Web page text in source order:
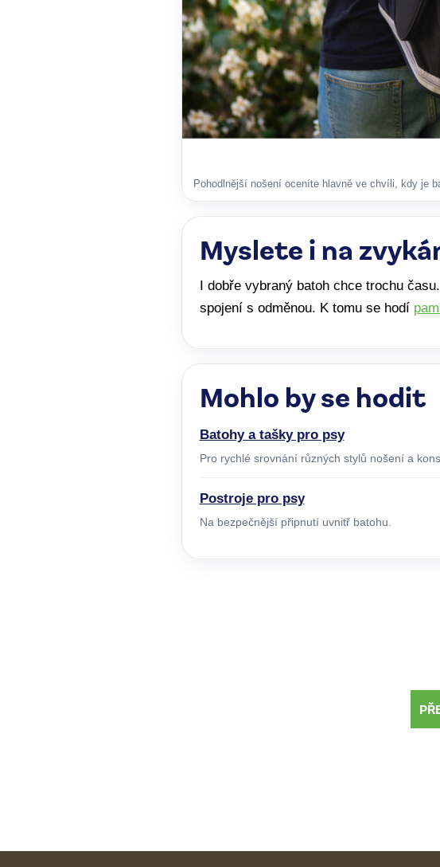
Pohodlnější nošení oceníte hlavně ve chvíli, kdy je
Myslete i na
I dobře vybraný batoh chce trochu
spojení s odměnou. K tomu se hodí
Mohlo by se hodit
Batohy a tašky pro psy
Pro rychlé srovnání různých stylů nošení a
Postroje pro psy
Na bezpečnější připnutí uvnitř batohu.